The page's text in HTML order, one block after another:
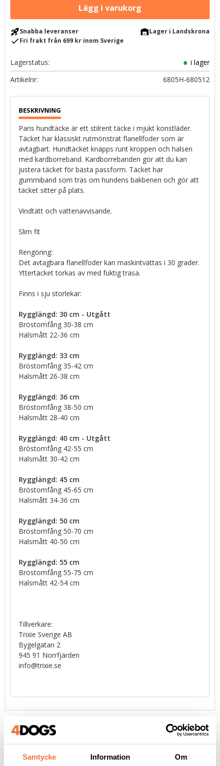
Samtycke Information Om
rocket_launchSnabba leveranser warehouseLager i Landskrona
checkFri frakt från 699 kr inom Sverige
Lagerstatus
i lager
Artikelnr
6805H-680512
Paris hundtäcke är ett stilrent täcke i mjukt konstläder.
Täcket har klassiskt rutmönstrat flanellfoder som är
avtagbart. Hundtäcket knäpps runt kroppen och halsen
med kardborreband. Kardborrebanden gör att du kan
justera täcket för bästa passform. Täcket har
gummiband som träs om hundens bakbenen och gör att
täcket sitter på plats.
Vindtätt och vattenavvisande.
Slim fit
Rengöring:
Det avtagbara flanellfoder kan maskintvättas i 30 grader.
Yttertäcket torkas av med fuktig trasa.
Finns i sju storlekar:
Rygglängd: 30 cm - Utgått
Bröstomfång 30-38 cm
Halsmått 22-36 cm
Rygglängd: 33 cm
Bröstomfång 35-42 cm
Halsmått 26-38 cm
Rygglängd: 36 cm
Bröstomfång 38-50 cm
Halsmått 28-40 cm
Rygglängd: 40 cm - Utgått
Bröstomfång 42-55 cm
Halsmått 30-42 cm
Rygglängd: 45 cm
Bröstomfång 45-65 cm
Halsmått 34-36 cm
Rygglängd: 50 cm
Bröstomfång 50-70 cm
Halsmått 40-50 cm
Rygglängd: 55 cm
Bröstomfång 55-75 cm
Halsmått 42-54 cm
Tillverkare:
Trixie Sverige AB
Bygelgatan 2
945 91 Norrfjärden
info@trixie.se